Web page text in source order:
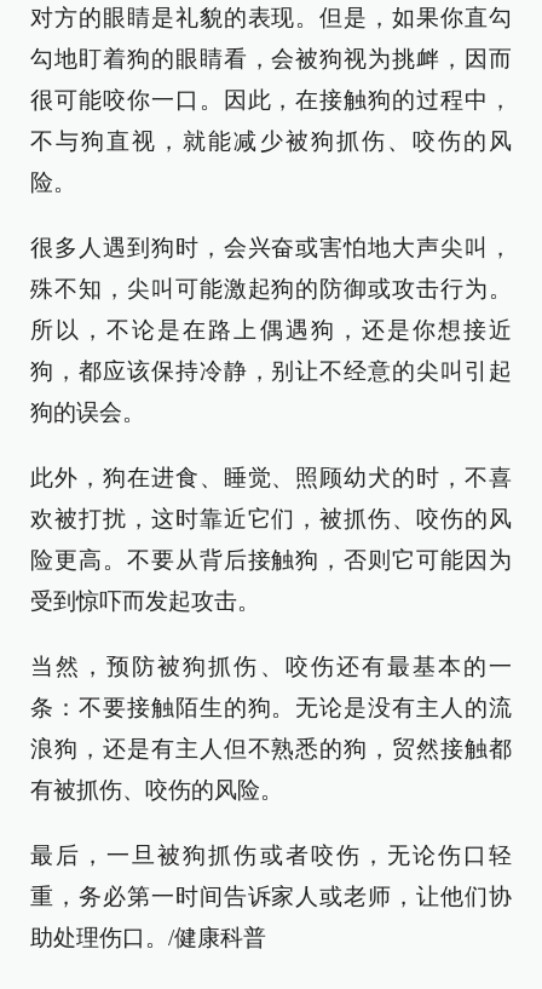
对方的眼睛是礼貌的表现。但是，如果你直勾
勾地盯着狗的眼睛看，会被狗视为挑衅，因而
很可能咬你一口。因此，在接触狗的过程中，
不与狗直视，就能减少被狗抓伤、咬伤的风
险。
很多人遇到狗时，会兴奋或害怕地大声尖叫，
殊不知，尖叫可能激起狗的防御或攻击行为。
所以，不论是在路上偶遇狗，还是你想接近
狗，都应该保持冷静，别让不经意的尖叫引起
狗的误会。
此外，狗在进食、睡觉、照顾幼犬的时，不喜
欢被打扰，这时靠近它们，被抓伤、咬伤的风
险更高。不要从背后接触狗，否则它可能因为
受到惊吓而发起攻击。
当然，预防被狗抓伤、咬伤还有最基本的一
条：不要接触陌生的狗。无论是没有主人的流
浪狗，还是有主人但不熟悉的狗，贸然接触都
有被抓伤、咬伤的风险。
最后，一旦被狗抓伤或者咬伤，无论伤口轻
重，务必第一时间告诉家人或老师，让他们协
助处理伤口。/健康科普